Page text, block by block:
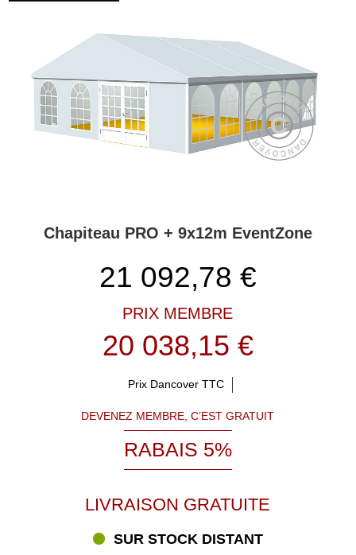
Chapiteau PRO + 9x12m EventZone
21 092,78 €
PRIX MEMBRE
20 038,15 €
Prix Dancover TTC
DEVENEZ MEMBRE, C’EST GRATUIT
RABAIS 5%
LIVRAISON GRATUITE
SUR STOCK DISTANT